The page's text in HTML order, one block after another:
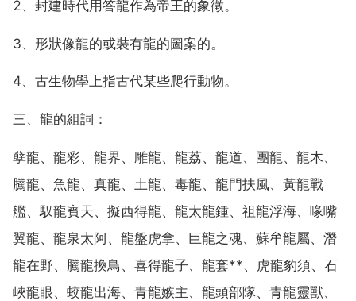
2、封建時代用答龍作為帝王的象徵。
3、形狀像龍的或裝有龍的圖案的。
4、古生物學上指古代某些爬行動物。
三、龍的組詞：
孽龍、龍彩、龍界、雕龍、龍荔、龍道、團龍、龍木、
騰龍、魚龍、真龍、土龍、毒龍、龍門扶風、黃龍戰
艦、馭龍賓天、擬西得龍、龍太龍鍾、祖龍浮海、喙嘴
翼龍、龍泉太阿、龍盤虎拿、巨龍之魂、蘇牟龍屬、潛
龍在野、騰龍換鳥、喜得龍子、龍套**、虎龍豹須、石
峽龍眼、蛟龍出海、青龍嫉主、龍頭部隊、青龍靈獸、